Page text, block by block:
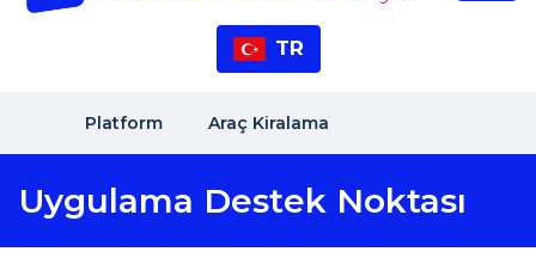
TR
Platform Araç Kiralama
Uygulama Destek Noktası